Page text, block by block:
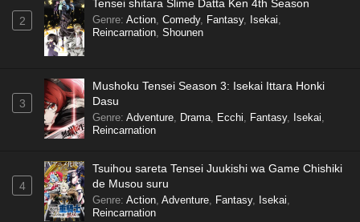
2
Tensei shitara Slime Datta Ken 4th Season
Genre: Action Comedy, Fantasy, Isekai
Reincarnation Shounen
3
Mushoku Tensei Season 3: Isekai Ittara Honki
Dasu
Genre: Adventure Drama Ecchi Fantasy, Isekai
Reincarnation
4
Tsuihou sareta Tensei Juukishi wa Game Chishiki
de Musou suru
Genre: Action Adventure Fantasy, Isekai
Reincarnation